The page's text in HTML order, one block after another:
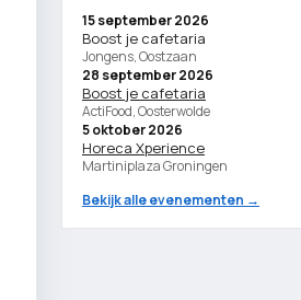
15 september 2026
Boost je cafetaria
Jongens, Oostzaan
28 september 2026
Boost je cafetaria
ActiFood, Oosterwolde
5 oktober 2026
Horeca Xperience
Martiniplaza Groningen
Bekijk alle evenementen →